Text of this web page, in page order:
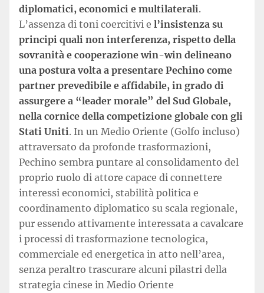
diplomatici, economici e multilaterali.
L’assenza di toni coercitivi e l’insistenza su
principi quali non interferenza, rispetto della
sovranità e cooperazione win-win delineano
una postura volta a presentare Pechino come
partner prevedibile e affidabile, in grado di
assurgere a “leader morale” del Sud Globale,
nella cornice della competizione globale con gli
Stati Uniti. In un Medio Oriente (Golfo incluso)
attraversato da profonde trasformazioni,
Pechino sembra puntare al consolidamento del
proprio ruolo di attore capace di connettere
interessi economici, stabilità politica e
coordinamento diplomatico su scala regionale,
pur essendo attivamente interessata a cavalcare
i processi di trasformazione tecnologica,
commerciale ed energetica in atto nell’area,
senza peraltro trascurare alcuni pilastri della
strategia cinese in Medio Oriente